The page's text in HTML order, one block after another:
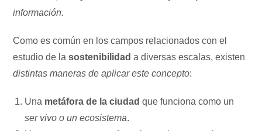
información.
Como es común en los campos relacionados con el
estudio de lasostenibilidada diversas escalas, existen
distintas maneras de aplicar este concepto:
Una metáfora de la ciudad que funciona como un
ser vivo o un ecosistema.